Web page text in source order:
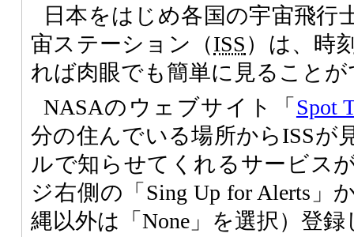
日本をはじめ各国の宇宙飛行
宙ステーション（ISS）は、時
れば肉眼でも簡単に見ること
NASAのウェブサイト「 Spot
分の住んでいる場所からISSが
ルで知らせてくれるサービス
ジ右側の「Sing Up for Alerts」
縄以外は「None」を選択）登